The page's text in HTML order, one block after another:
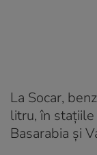
La Socar,
litru, în
Basarabia și